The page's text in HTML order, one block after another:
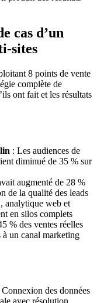
cas d’un
sites
8 points de vente
complète de
ont fait et les résultats
: Les audiences de
diminué de 35 % sur
augmenté de 28 %
de la qualité des leads
analytique web et
en silos complets
% des ventes réelles
à un canal marketing
Connexion des données
avec résolution